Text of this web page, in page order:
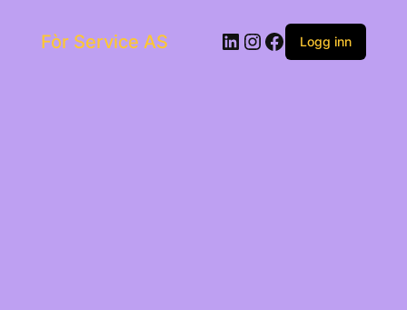
contentFòr Service AS LinkedIn
Instagram
Facebook
Logg inn